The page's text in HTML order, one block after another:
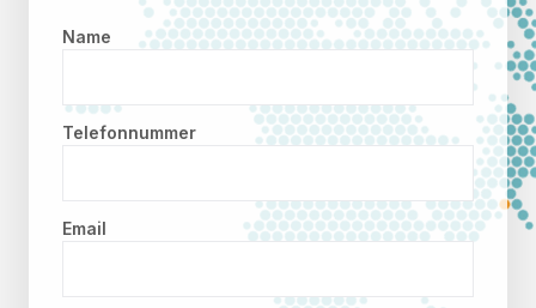
Name
Telefonnummer
Email